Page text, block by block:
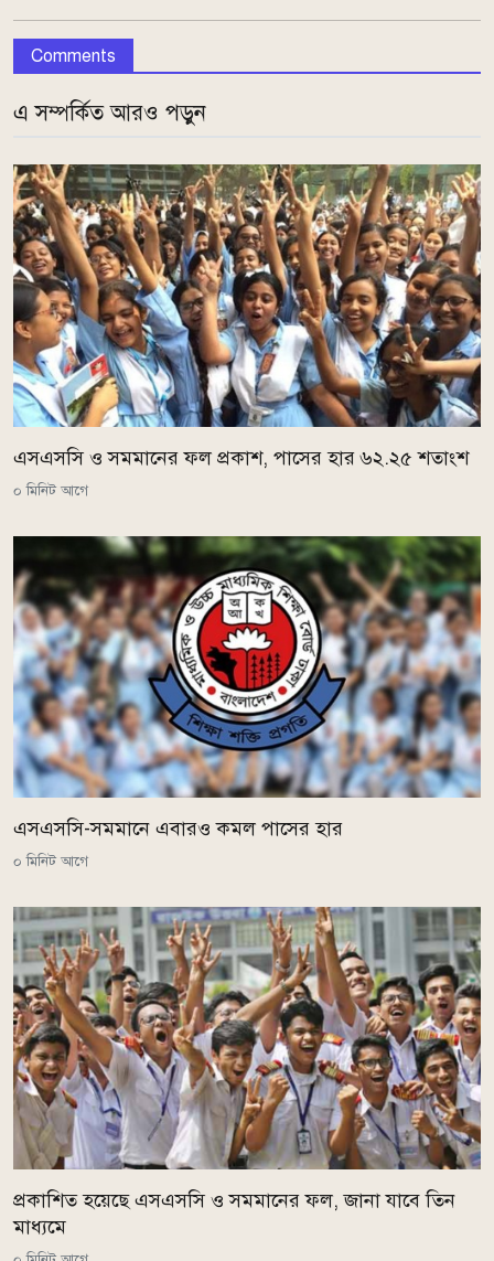
Comments
এ সম্পর্কিত আরও পড়ুন
এসএসসি ও সমমানের ফল প্রকাশ, পাসের হার ৬২.২৫ শতাংশ
০ মিনিট আগে
এসএসসি-সমমানে এবারও কমল পাসের হার
০ মিনিট আগে
প্রকাশিত হয়েছে এসএসসি ও সমমানের ফল, জানা যাবে তিন
মাধ্যমে